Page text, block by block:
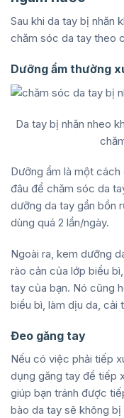
Sau khi da tay bị nhăn
chăm sóc da tay theo
Dưỡng ẩm thường
Da tay bị nhăn nheo
Dưỡng ẩm là một
đâu để chăm sóc da
dưỡng da tay gần bồn
dùng quá 2 lần/ngày.
Ngoài ra, kem dưỡng
rào cản của lớp biểu
tay của bạn. Nó cũng
biểu bì, làm dịu da, cải
Đeo găng tay
Nếu có việc phải tiếp
dụng găng tay để tiếp
giúp bạn tránh được
bào da tay sẽ không bị